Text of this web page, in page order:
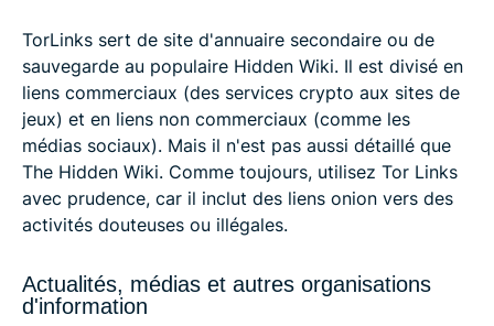
TorLinks sert de site d'annuaire secondaire ou de
sauvegarde au populaire Hidden Wiki. Il est divisé en
liens commerciaux (des services crypto aux sites de
jeux) et en liens non commerciaux (comme les
médias sociaux). Mais il n'est pas aussi détaillé que
The Hidden Wiki. Comme toujours, utilisez Tor Links
avec prudence, car il inclut des liens onion vers des
activités douteuses ou illégales.
Actualités, médias et autres organisations
d'information